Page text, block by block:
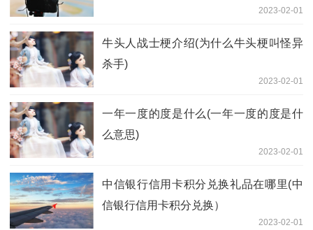
2023-02-01
牛头人战士梗介绍(为什么牛头梗叫怪异
杀手)
2023-02-01
一年一度的度是什么(一年一度的度是什
么意思)
2023-02-01
中信银行信用卡积分兑换礼品在哪里(中
信银行信用卡积分兑换）
2023-02-01